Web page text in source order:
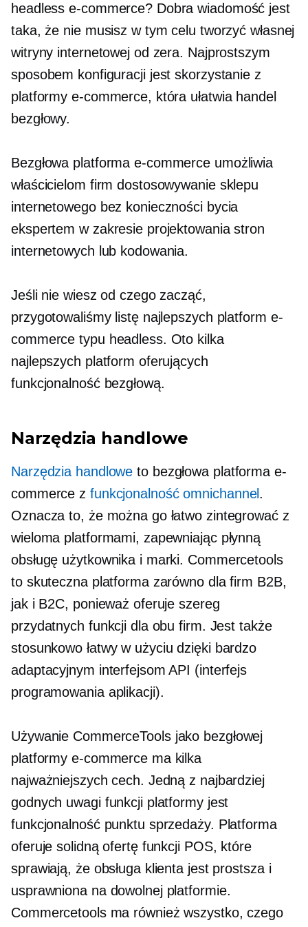
headless e-commerce? Dobra wiadomość jest
taka, że ​​nie musisz w tym celu tworzyć własnej
witryny internetowej od zera. Najprostszym
sposobem konfiguracji jest skorzystanie z
platformy e-commerce, która ułatwia handel
bezgłowy.
Bezgłowa platforma e-commerce umożliwia
właścicielom firm dostosowywanie sklepu
internetowego bez konieczności bycia
ekspertem w zakresie projektowania stron
internetowych lub kodowania.
Jeśli nie wiesz od czego zacząć,
przygotowaliśmy listę najlepszych platform e-
commerce typu headless. Oto kilka
najlepszych platform oferujących
funkcjonalność bezgłową.
Narzędzia handlowe
Narzędzia handlowe to bezgłowa platforma e-
commerce z funkcjonalność omnichannel.
Oznacza to, że można go łatwo zintegrować z
wieloma platformami, zapewniając płynną
obsługę użytkownika i marki. Commercetools
to skuteczna platforma zarówno dla firm B2B,
jak i B2C, ponieważ oferuje szereg
przydatnych funkcji dla obu firm. Jest także
stosunkowo łatwy w użyciu dzięki bardzo
adaptacyjnym interfejsom API (interfejs
programowania aplikacji).
Używanie CommerceTools jako bezgłowej
platformy e-commerce ma kilka
najważniejszych cech. Jedną z najbardziej
godnych uwagi funkcji platformy jest
funkcjonalność punktu sprzedaży. Platforma
oferuje solidną ofertę funkcji POS, które
sprawiają, że obsługa klienta jest prostsza i
usprawniona na dowolnej platformie.
Commercetools ma również wszystko, czego